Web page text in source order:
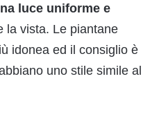
luce uniforme e
la vista. Le piantane
idonea ed il consiglio è
uno stile simile al